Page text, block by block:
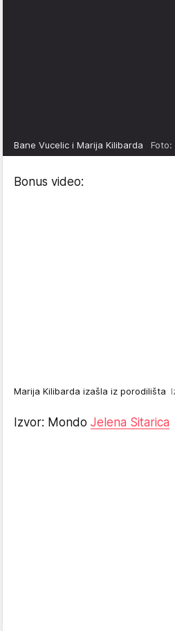
Bane Vucelic i Marija Kilibarda Foto:
Bonus video:
Marija Kilibarda izašla iz porodilišta
Izvor: Mondo Jelena Sitarica